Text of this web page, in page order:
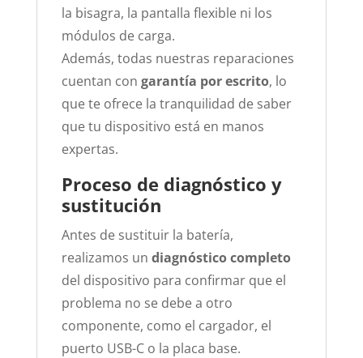
la bisagra, la pantalla flexible ni los
módulos de carga.
Además, todas nuestras reparaciones
cuentan con garantía por escrito, lo
que te ofrece la tranquilidad de saber
que tu dispositivo está en manos
expertas.
Proceso de diagnóstico y
sustitución
Antes de sustituir la batería,
realizamos un diagnóstico completo
del dispositivo para confirmar que el
problema no se debe a otro
componente, como el cargador, el
puerto USB-C o la placa base.